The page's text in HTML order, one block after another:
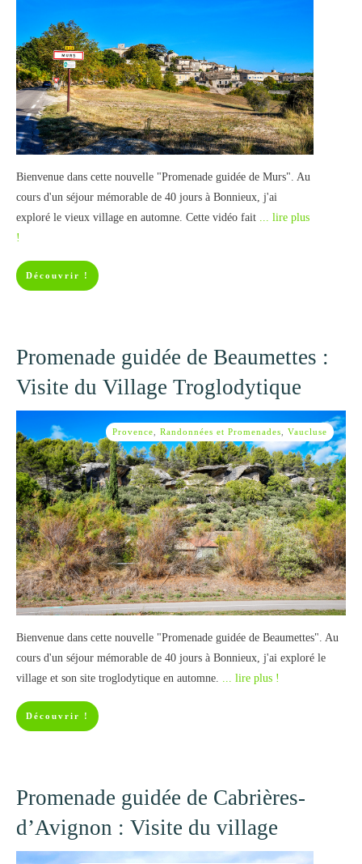
Bienvenue dans cette nouvelle "Promenade guidée de Murs". Au
cours d'un séjour mémorable de 40 jours à Bonnieux, j'ai
exploré le vieux village en automne. Cette vidéo fait ... lire plus
!
Découvrir !
Promenade guidée de Beaumettes :
Visite du Village Troglodytique
Provence Randonnées et Promenades Vaucluse
Bienvenue dans cette nouvelle "Promenade guidée de Beaumettes". Au
cours d'un séjour mémorable de 40 jours à Bonnieux, j'ai exploré le
village et son site troglodytique en automne. ... lire plus !
Découvrir !
Promenade guidée de Cabrières-
d’Avignon : Visite du village